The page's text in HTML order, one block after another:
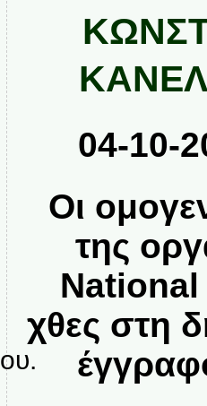
04-10-
Οι
της
χθες στη